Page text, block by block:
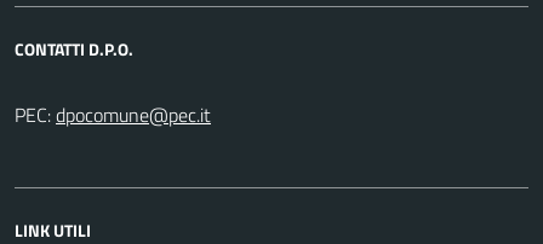
CONTATTI D.P.O.
PEC:
LINK UTILI